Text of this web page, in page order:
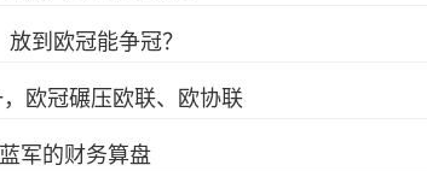
到欧冠能争冠？
欧冠碾压欧联、欧协联
军的财务算盘